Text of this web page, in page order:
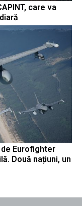
care va
Eurofighter
Două națiuni, un